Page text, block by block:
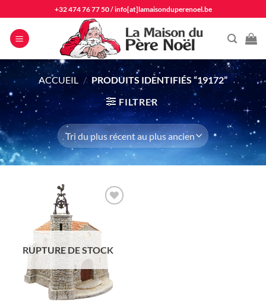
au
contenu
+32 474 76 77 50/info[at]lamaisonduperenoel.be
ACCUEIL / PRODUITS IDENTIFIÉS “19172”
FILTRER
d'envie
RUPTURE DE STOCK